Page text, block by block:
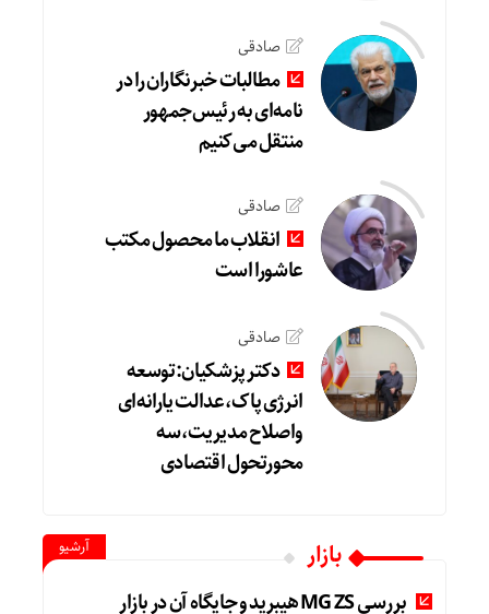
صادقی
مطالبات خبرنگاران را در
نامه‌ای به رئیس‌جمهور
منتقل می‌کنیم
صادقی
انقلاب ما محصول مکتب
عاشورا است
صادقی
دکتر پزشکیان:توسعه
انرژی پاک،عدالت یارانه‌ای
واصلاح مدیریت،سه
محورتحول اقتصادی
بازار آرشیو
بررسی MG ZS هیبرید و جایگاه آن در بازار